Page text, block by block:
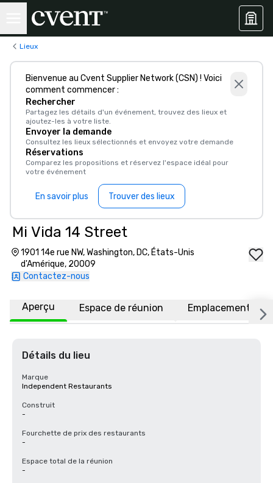
Lieux
Bienvenue au Cvent Supplier Network (CSN) ! Voici
comment commencer :
Rechercher
Partagez les détails d'un événement, trouvez des lieux et
ajoutez-les à votre liste.
Envoyer la demande
Consultez les lieux sélectionnés et envoyez votre demande
Réservations
Comparez les propositions et réservez l'espace idéal pour
votre événement
En savoir plus Trouver des lieux
Mi Vida 14 Street
1901 14e rue NW, Washington, DC, États-Unis
d'Amérique, 20009
Contactez-nous
Aperçu Espace de réunion Emplacement
Détails du lieu
Marque
Independent Restaurants
Construit
-
Fourchette de prix des restaurants
-
Espace total de la réunion
-